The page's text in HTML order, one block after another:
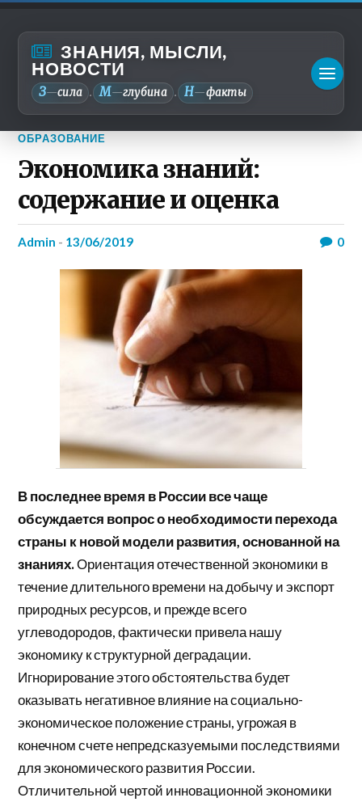
ЗНАНИЯ, МЫСЛИ,
НОВОСТИ
З—сила . М—глубина . Н—факты
ОБРАЗОВАНИЕ
Экономика знаний:
содержание и оценка
admin - 13/06/2019 0
В последнее время в России все чаще
обсуждается вопрос о необходимости перехода
страны к новой модели развития, основанной на
знаниях.Ориентация отечественной экономики в
течение длительного времени на добычу и экспорт
природных ресурсов, и прежде всего
углеводородов, фактически привела нашу
экономику к структурной деградации.
Игнорирование этого обстоятельства будет
оказывать негативное влияние на социально-
экономическое положение страны, угрожая в
конечном счете непредсказуемыми последствиями
для экономического развития России.
Отличительной чертой инновационной экономики